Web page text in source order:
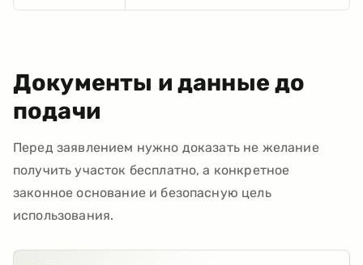
Документы и данные до
подачи
Перед заявлением нужно доказать не желание
получить участок бесплатно, а конкретное
законное основание и безопасную цель
использования.